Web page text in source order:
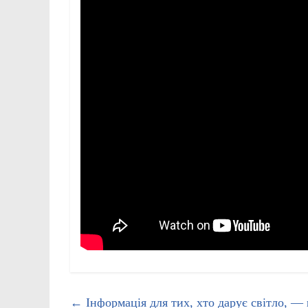
← Інформація для тих, хто дарує світло, —